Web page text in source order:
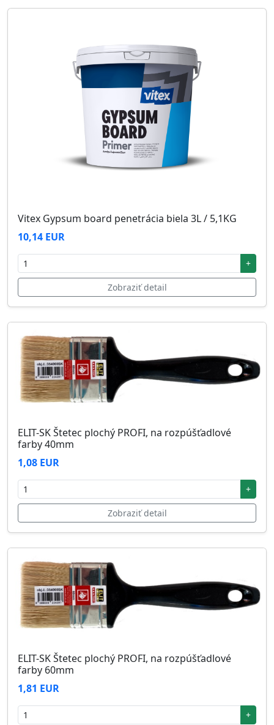
Vitex Gypsum board penetrácia biela 3L / 5,1KG
10,14 EUR
+
Zobraziť detail
ELIT-SK Štetec plochý PROFI, na rozpúšťadlové
farby 40mm
1,08 EUR
+
Zobraziť detail
ELIT-SK Štetec plochý PROFI, na rozpúšťadlové
farby 60mm
1,81 EUR
+